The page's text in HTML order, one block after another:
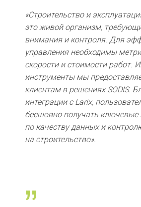
«Строительство и
это живой организм,
внимания и контроля. Для
управления необходимы
скорости и стоимости работ.
инструменты мы
клиентам в решениях SODIS.
интеграции с Larix,
бесшовно получать ключевые
по качеству данных и
на строительство».
„